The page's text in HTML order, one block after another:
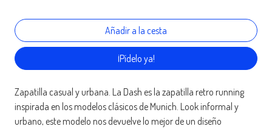
¡Pídelo ya!
Zapatilla casual y urbana. La Dash es la zapatilla retro running
inspirada en los modelos clásicos de Munich. Look informal y
urbano, este modelo nos devuelve lo mejor de un diseño